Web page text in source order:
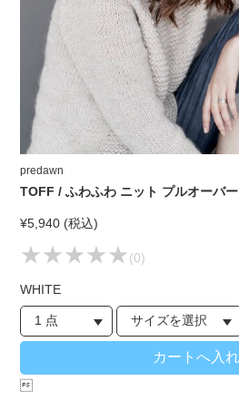
predawn
TOFF / ふわふわ ニット プルオーバー
¥5,940 (税込)
★★★★★
★★★★★(0)
WHITE